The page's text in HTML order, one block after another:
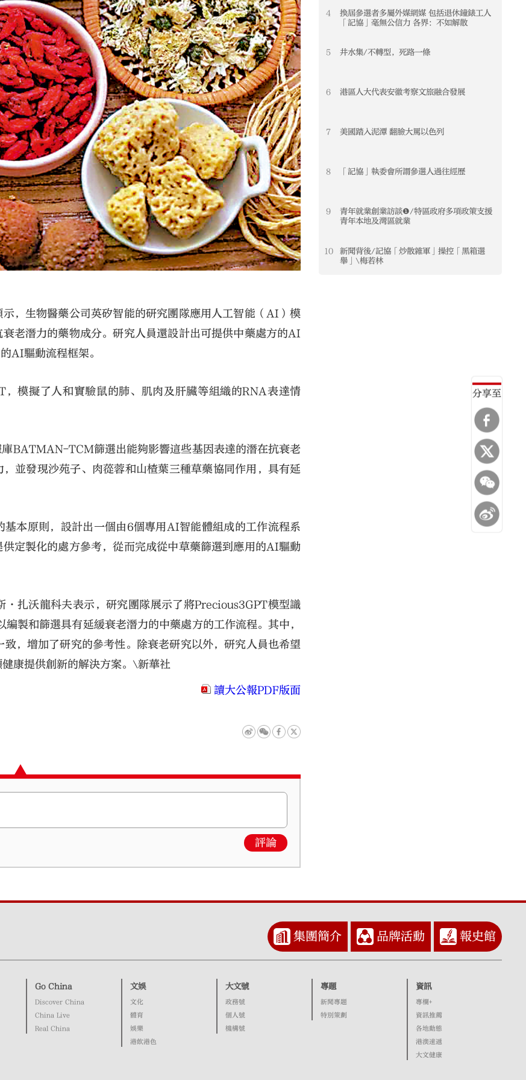
分享至
，生物醫藥公司英矽智能的研究團隊應用人工智能（AI）模
老潛力的藥物成分。研究人員還設計出可提供中藥處方的AI
AI驅動流程框架。
模擬了人和實驗鼠的肺、肌肉及肝臟等組織的RNA表達情
BATMAN-TCM篩選出能夠影響這些基因表達的潛在抗衰老
並發現沙苑子、肉蓯蓉和山楂葉三種草藥協同作用，具有延
本原則，設計出一個由6個專用AI智能體組成的工作流程系
定製化的處方參考，從而完成從中草藥篩選到應用的AI驅動
·扎沃龍科夫表示，研究團隊展示了將Precious3GPT模型識
製和篩選具有延緩衰老潛力的中藥處方的工作流程。其中，
，增加了研究的參考性。除衰老研究以外，研究人員也希望
康提供創新的解決方案。\新華社
讀大公報PDF版面
評論
4
換屆參選者多屬外媒網媒 包括退休鐘錶工人
「記協」毫無公信力 各界：不如解散
5 井水集/不轉型，死路一條
6 港區人大代表安徽考察文旅融合發展
7 美國踏入泥潭 翻臉大罵以色列
8 「記協」執委會所謂參選人過往經歷
9
青年就業創業訪談❶/特區政府多項政策支援
青年本地及灣區就業
10
新聞背後/記協「炒散雜軍」操控「黑箱選
舉」\梅若林
集團簡介 品牌活動 報史館
Go China
Discover China
China Live
Real China
文娛
文化
體育
娛樂
港飲港色
大文號
政務號
個人號
機構號
專題
新聞專題
特別策劃
資訊
專欄+
資訊推薦
各地動態
港澳速遞
大文健康